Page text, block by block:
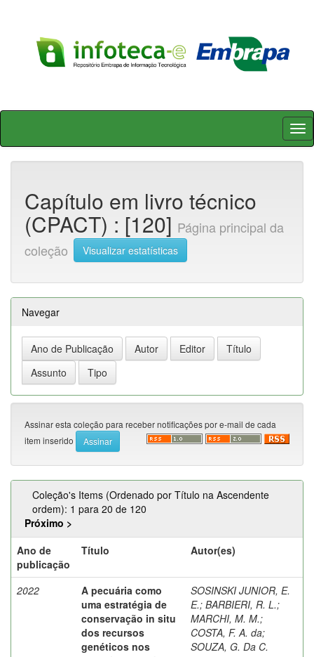
Skip
Capítulo em livro técnico
(CPACT) : [120] Página principal da
coleção
Visualizar estatísticas
Navegar
Assinar esta coleção para receber notificações por e-mail de cada
item inserido
Coleção's Items (Ordenado por Título na Ascendente
ordem): 1 para 20 de 120
Próximo >
Ano de
publicação
Título Autor(es)
2022
A pecuária como
uma estratégia de
conservação in situ
dos recursos
genéticos nos
SOSINSKI JUNIOR, E.
E.; BARBIERI, R. L.;
MARCHI, M. M.;
COSTA, F. A. da;
SOUZA, G. Da C.